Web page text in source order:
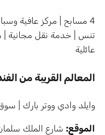
4 مسابح | مركز عافية
تنس | خدمة نقل
عائلية
المعالم القريبة من
وايلد وادي ووتر بارك |
الموقع: شارع الملك